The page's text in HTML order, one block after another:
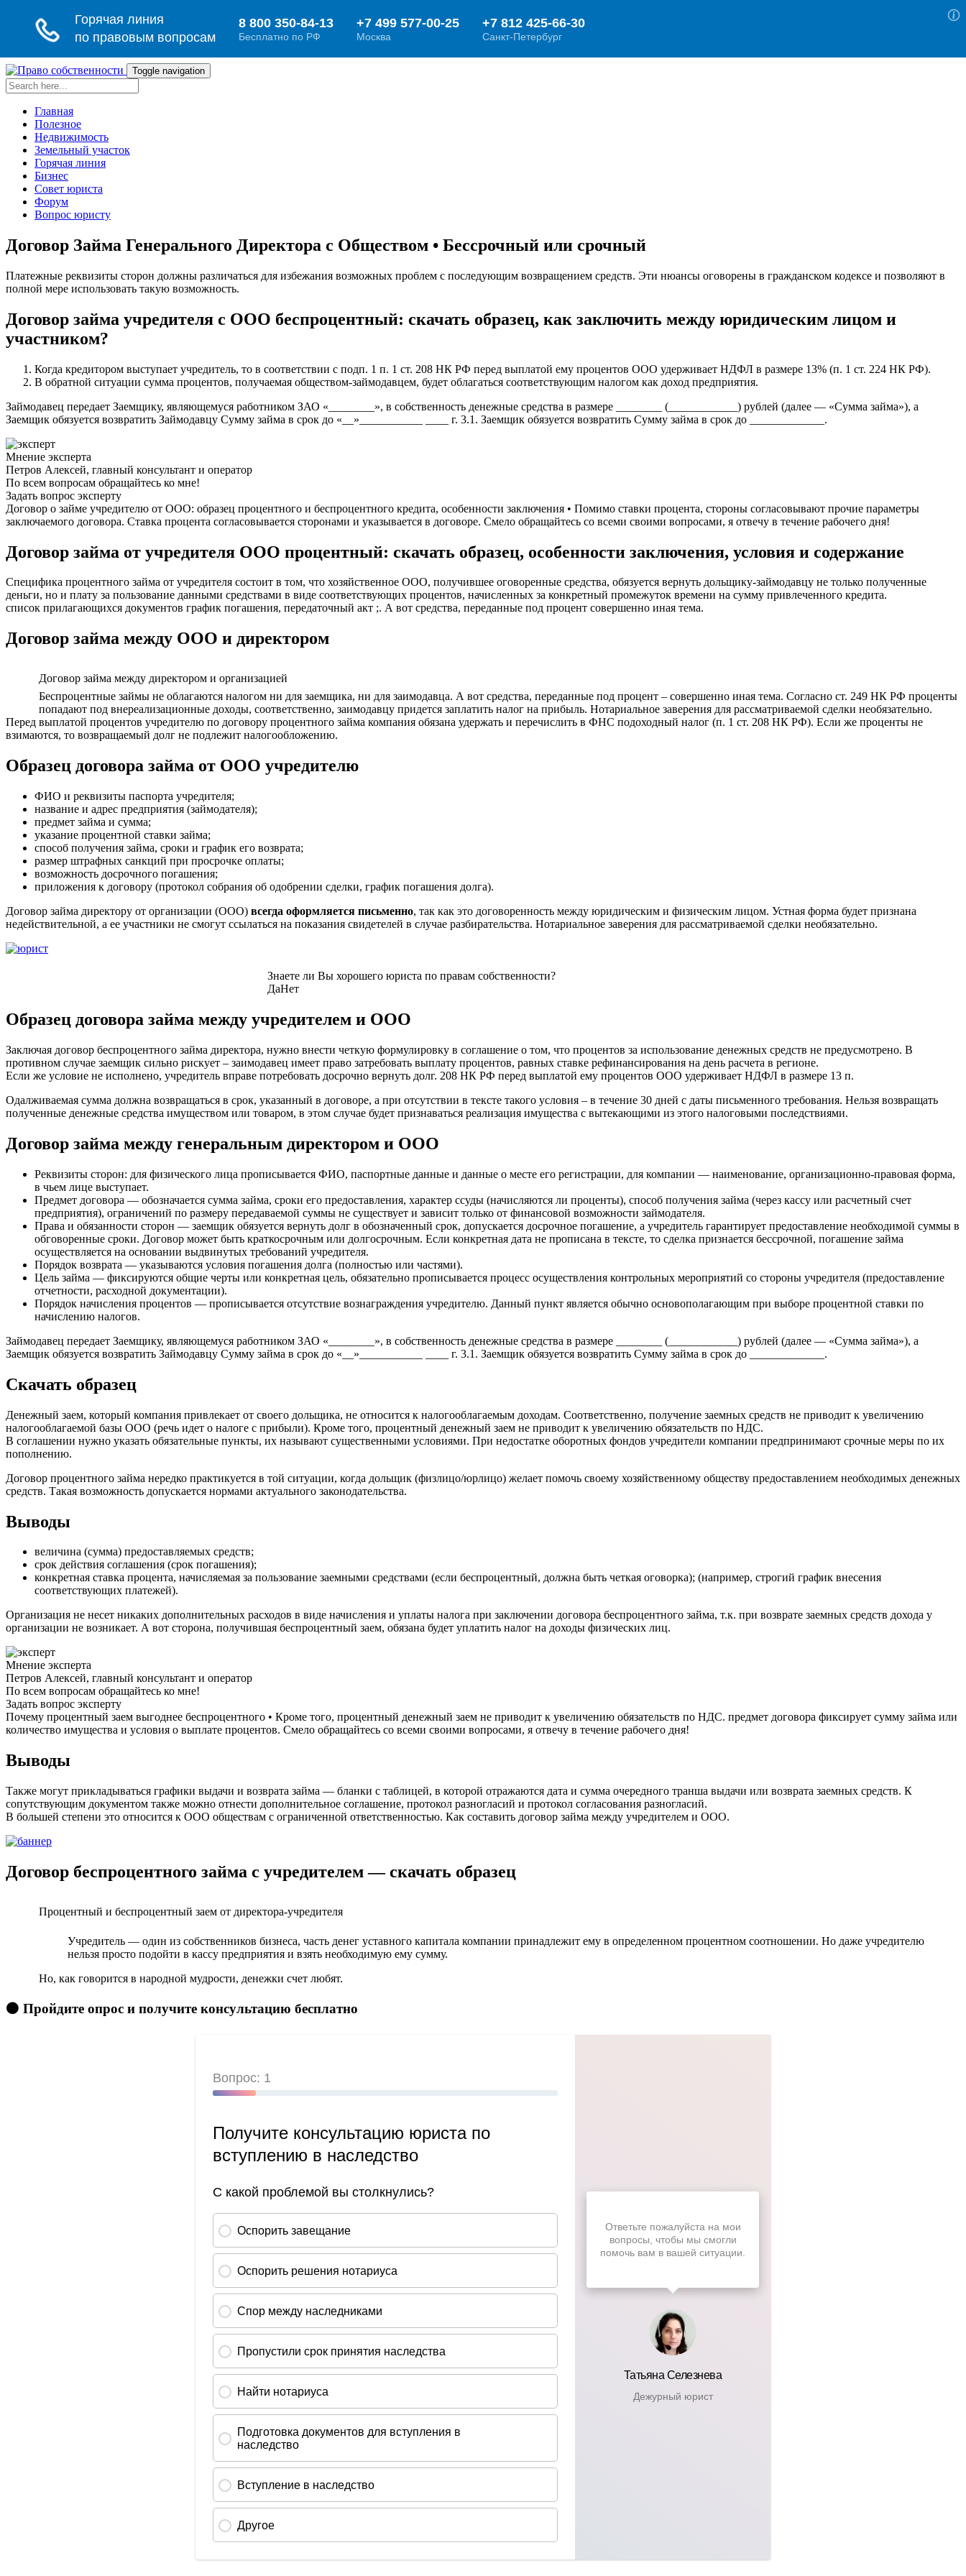
Toggle navigation
Главная
Полезное
Недвижимость
Земельный участок
Горячая линия
Бизнес
Совет юриста
Форум
Вопрос юристу
Договор Займа Генерального Директора с Обществом • Бессрочный или срочный
Платежные реквизиты сторон должны различаться для избежания возможных проблем с последующим возвращением средств. Эти нюансы оговорены в гражданском кодексе и позволяют в
полной мере использовать такую возможность.
Договор займа учредителя с ООО беспроцентный: скачать образец, как заключить между юридическим лицом и
участником?
Когда кредитором выступает учредитель, то в соответствии с подп. 1 п. 1 ст. 208 НК РФ перед выплатой ему процентов ООО удерживает НДФЛ в размере 13% (п. 1 ст. 224 НК РФ).
В обратной ситуации сумма процентов, получаемая обществом-займодавцем, будет облагаться соответствующим налогом как доход предприятия.
Займодавец передает Заемщику, являющемуся работником ЗАО «________», в собственность денежные средства в размере ________ (____________) рублей (далее — «Сумма займа»), а
Заемщик обязуется возвратить Займодавцу Сумму займа в срок до «__»___________ ____ г. 3.1. Заемщик обязуется возвратить Сумму займа в срок до _____________.
Мнение эксперта
Петров Алексей, главный консультант и оператор
По всем вопросам обращайтесь ко мне!
Задать вопрос эксперту
Договор о займе учредителю от ООО: образец процентного и беспроцентного кредита, особенности заключения • Помимо ставки процента, стороны согласовывают прочие параметры
заключаемого договора. Ставка процента согласовывается сторонами и указывается в договоре. Смело обращайтесь со всеми своими вопросами, я отвечу в течение рабочего дня!
Договор займа от учредителя ООО процентный: скачать образец, особенности заключения, условия и содержание
Специфика процентного займа от учредителя состоит в том, что хозяйственное ООО, получившее оговоренные средства, обязуется вернуть дольщику-займодавцу не только полученные
деньги, но и плату за пользование данными средствами в виде соответствующих процентов, начисленных за конкретный промежуток времени на сумму привлеченного кредита.
список прилагающихся документов график погашения, передаточный акт ;. А вот средства, переданные под процент совершенно иная тема.
Договор займа между ООО и директором
Договор займа между директором и организацией
Беспроцентные займы не облагаются налогом ни для заемщика, ни для заимодавца. А вот средства, переданные под процент – совершенно иная тема. Согласно ст. 249 НК РФ проценты
попадают под внереализационные доходы, соответственно, заимодавцу придется заплатить налог на прибыль. Нотариальное заверения для рассматриваемой сделки необязательно.
Перед выплатой процентов учредителю по договору процентного займа компания обязана удержать и перечислить в ФНС подоходный налог (п. 1 ст. 208 НК РФ). Если же проценты не
взимаются, то возвращаемый долг не подлежит налогообложению.
Образец договора займа от ООО учредителю
ФИО и реквизиты паспорта учредителя;
название и адрес предприятия (займодателя);
предмет займа и сумма;
указание процентной ставки займа;
способ получения займа, сроки и график его возврата;
размер штрафных санкций при просрочке оплаты;
возможность досрочного погашения;
приложения к договору (протокол собрания об одобрении сделки, график погашения долга).
Договор займа директору от организации (ООО) всегда оформляется письменно, так как это договоренность между юридическим и физическим лицом. Устная форма будет признана
недействительной, а ее участники не смогут ссылаться на показания свидетелей в случае разбирательства. Нотариальное заверения для рассматриваемой сделки необязательно.
Знаете ли Вы хорошего юриста по правам собственности?
ДаНет
Образец договора займа между учредителем и ООО
Заключая договор беспроцентного займа директора, нужно внести четкую формулировку в соглашение о том, что процентов за использование денежных средств не предусмотрено. В
противном случае заемщик сильно рискует – заимодавец имеет право затребовать выплату процентов, равных ставке рефинансирования на день расчета в регионе.
Если же условие не исполнено, учредитель вправе потребовать досрочно вернуть долг. 208 НК РФ перед выплатой ему процентов ООО удерживает НДФЛ в размере 13 п.
Одалживаемая сумма должна возвращаться в срок, указанный в договоре, а при отсутствии в тексте такого условия – в течение 30 дней с даты письменного требования. Нельзя возвращать
полученные денежные средства имуществом или товаром, в этом случае будет признаваться реализация имущества с вытекающими из этого налоговыми последствиями.
Договор займа между генеральным директором и ООО
Реквизиты сторон: для физического лица прописывается ФИО, паспортные данные и данные о месте его регистрации, для компании — наименование, организационно-правовая форма,
в чьем лице выступает.
Предмет договора — обозначается сумма займа, сроки его предоставления, характер ссуды (начисляются ли проценты), способ получения займа (через кассу или расчетный счет
предприятия), ограничений по размеру передаваемой суммы не существует и зависит только от финансовой возможности займодателя.
Права и обязанности сторон — заемщик обязуется вернуть долг в обозначенный срок, допускается досрочное погашение, а учредитель гарантирует предоставление необходимой суммы в
обговоренные сроки. Договор может быть краткосрочным или долгосрочным. Если конкретная дата не прописана в тексте, то сделка признается бессрочной, погашение займа
осуществляется на основании выдвинутых требований учредителя.
Порядок возврата — указываются условия погашения долга (полностью или частями).
Цель займа — фиксируются общие черты или конкретная цель, обязательно прописывается процесс осуществления контрольных мероприятий со стороны учредителя (предоставление
отчетности, расходной документации).
Порядок начисления процентов — прописывается отсутствие вознаграждения учредителю. Данный пункт является обычно основополагающим при выборе процентной ставки по
начислению налогов.
Займодавец передает Заемщику, являющемуся работником ЗАО «________», в собственность денежные средства в размере ________ (____________) рублей (далее — «Сумма займа»), а
Заемщик обязуется возвратить Займодавцу Сумму займа в срок до «__»___________ ____ г. 3.1. Заемщик обязуется возвратить Сумму займа в срок до _____________.
Скачать образец
Денежный заем, который компания привлекает от своего дольщика, не относится к налогооблагаемым доходам. Соответственно, получение заемных средств не приводит к увеличению
налогооблагаемой базы ООО (речь идет о налоге с прибыли). Кроме того, процентный денежный заем не приводит к увеличению обязательств по НДС.
В соглашении нужно указать обязательные пункты, их называют существенными условиями. При недостатке оборотных фондов учредители компании предпринимают срочные меры по их
пополнению.
Договор процентного займа нередко практикуется в той ситуации, когда дольщик (физлицо/юрлицо) желает помочь своему хозяйственному обществу предоставлением необходимых денежных
средств. Такая возможность допускается нормами актуального законодательства.
Выводы
величина (сумма) предоставляемых средств;
срок действия соглашения (срок погашения);
конкретная ставка процента, начисляемая за пользование заемными средствами (если беспроцентный, должна быть четкая оговорка); (например, строгий график внесения
соответствующих платежей).
Организация не несет никаких дополнительных расходов в виде начисления и уплаты налога при заключении договора беспроцентного займа, т.к. при возврате заемных средств дохода у
организации не возникает. А вот сторона, получившая беспроцентный заем, обязана будет уплатить налог на доходы физических лиц.
Мнение эксперта
Петров Алексей, главный консультант и оператор
По всем вопросам обращайтесь ко мне!
Задать вопрос эксперту
Почему процентный заем выгоднее беспроцентного • Кроме того, процентный денежный заем не приводит к увеличению обязательств по НДС. предмет договора фиксирует сумму займа или
количество имущества и условия о выплате процентов. Смело обращайтесь со всеми своими вопросами, я отвечу в течение рабочего дня!
Выводы
Также могут прикладываться графики выдачи и возврата займа — бланки с таблицей, в которой отражаются дата и сумма очередного транша выдачи или возврата заемных средств. К
сопутствующим документом также можно отнести дополнительное соглашение, протокол разногласий и протокол согласования разногласий.
В большей степени это относится к ООО обществам с ограниченной ответственностью. Как составить договор займа между учредителем и ООО.
Договор беспроцентного займа с учредителем — скачать образец
Процентный и беспроцентный заем от директора-учредителя
Учредитель — один из собственников бизнеса, часть денег уставного капитала компании принадлежит ему в определенном процентном соотношении. Но даже учредителю
нельзя просто подойти в кассу предприятия и взять необходимую ему сумму.
Но, как говорится в народной мудрости, денежки счет любят.
🟠 Пройдите опрос и получите консультацию бесплатно